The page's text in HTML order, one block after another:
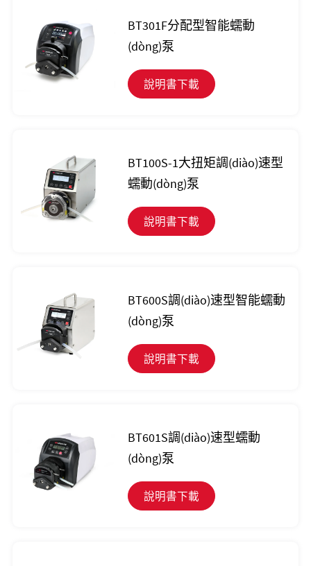
BT301F分配型智能蠕動
(dòng)泵
說明書下載
BT100S-1大扭矩調(diào)速型
蠕動(dòng)泵
說明書下載
BT600S調(diào)速型智能蠕動
(dòng)泵
說明書下載
BT601S調(diào)速型蠕動
(dòng)泵
說明書下載